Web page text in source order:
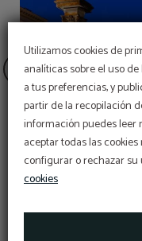
Utilizamos cookies de
analíticas sobre el uso
a tus preferencias, y
partir de la recopilación
información puedes leer
aceptar todas las
configurar o rechazar su
cookies
Plaza